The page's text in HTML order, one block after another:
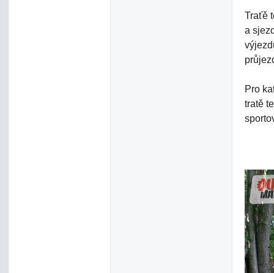
Traťě
a
Pro
tratě